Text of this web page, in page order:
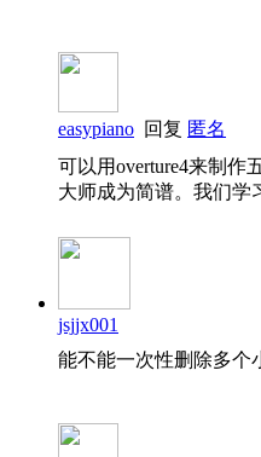
easypiano 回复 匿名
可以用overture4来制作
大师成为简谱。我们学
jsjjx001
能不能一次性删除多个